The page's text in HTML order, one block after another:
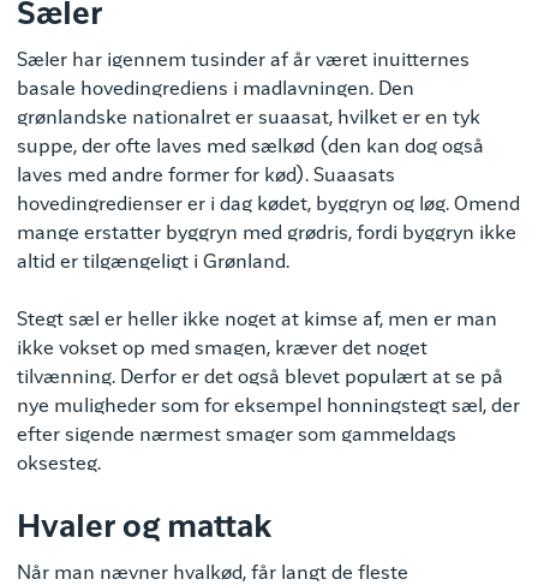
Sæler
Sæler har igennem tusinder af år været inuitternes
basale hovedingrediens i madlavningen. Den
grønlandske nationalret er suaasat, hvilket er en tyk
suppe, der ofte laves med sælkød (den kan dog også
laves med andre former for kød). Suaasats
hovedingredienser er i dag kødet, byggryn og løg. Omend
mange erstatter byggryn med grødris, fordi byggryn ikke
altid er tilgængeligt i Grønland.
Stegt sæl er heller ikke noget at kimse af, men er man
ikke vokset op med smagen, kræver det noget
tilvænning. Derfor er det også blevet populært at se på
nye muligheder som for eksempel honningstegt sæl, der
efter sigende nærmest smager som gammeldags
oksesteg.
Hvaler og mattak
Når man nævner hvalkød, får langt de fleste